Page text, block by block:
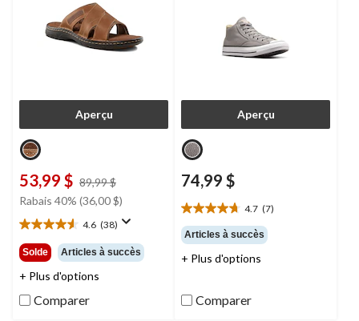
Aperçu
53,99 $ 89,99 $
était
Rabais 40% (36,00 $)
4.6 (38)
4.6
étoile(s)
sur
5.
38
évaluations
Solde Articles à succès
+ Plus d'options
Comparer
Aperçu
74,99 $
4.7 (7)
4.7
étoile(s)
sur
5.
évaluations
Articles à succès
+ Plus d'options
Comparer